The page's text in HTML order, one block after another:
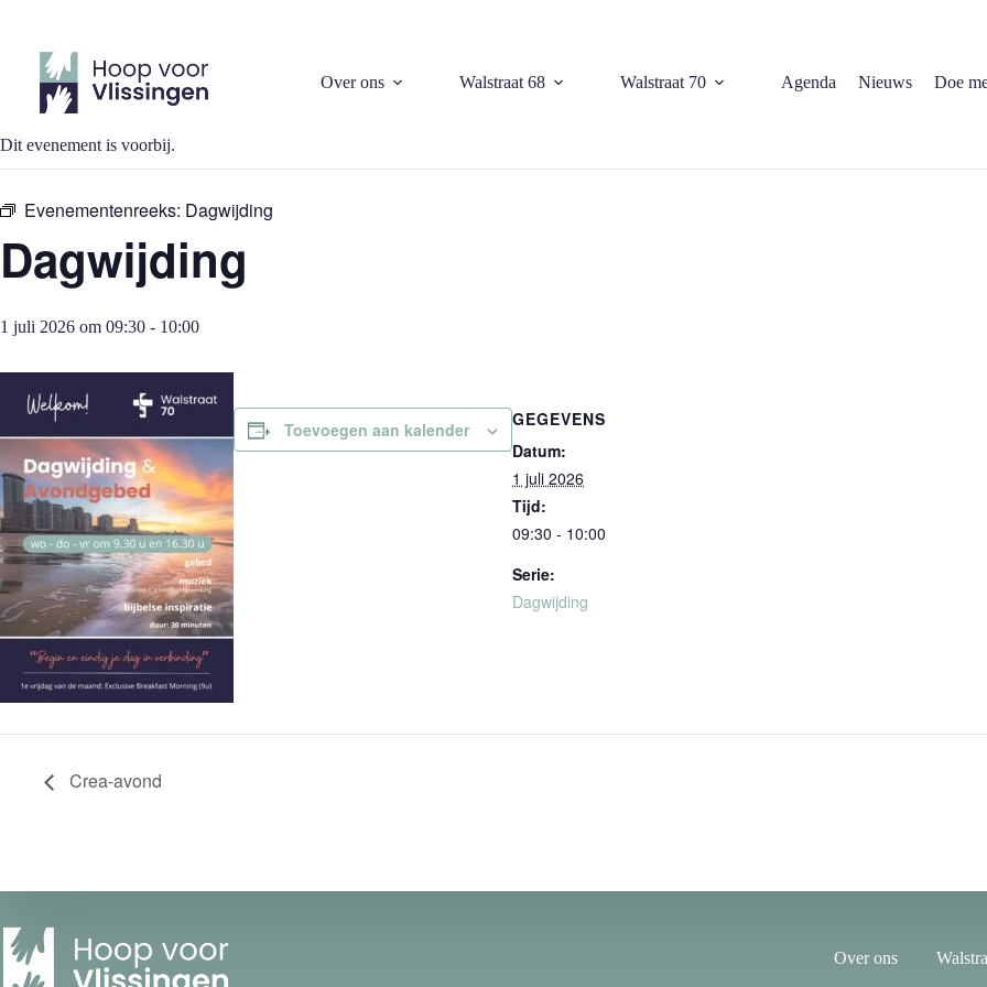
inhoud
Over ons Walstraat 68 Walstraat 70 Agenda Nieuws Doe
« Alle Evenementen
Dit evenement is voorbij.
Evenementenreeks: Dagwijding
Dagwijding
1 juli 2026 om 09:30 - 10:00
Toevoegen aan kalender
GEGEVENS
Datum:
1 juli 2026
Tijd:
09:30 - 10:00
Serie:
Dagwijding
Crea-avond
Over ons